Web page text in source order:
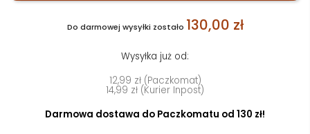
Do darmowej wysyłki zostało 130,00 zł
Wysyłka już od:
12,99 zł (Paczkomat)
14,99 zł (Kurier Inpost)
Darmowa dostawa do Paczkomatu od 130 zł!